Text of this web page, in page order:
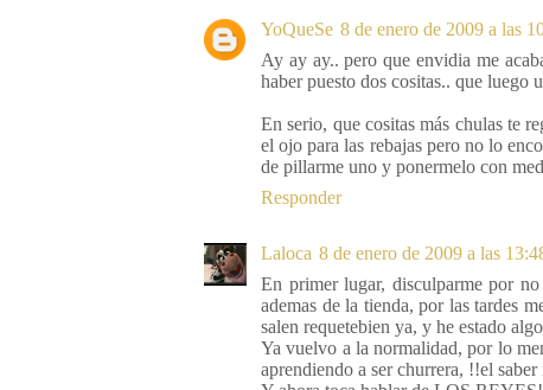
YoQueSe 8 de enero de 2009 a las
Ay ay ay.. pero que envidia me
haber puesto dos cositas.. que luego
En serio, que cositas más chulas te
el ojo para las rebajas pero no lo
de pillarme uno y ponermelo con
Responder
Laloca 8 de enero de 2009 a las
En primer lugar, disculparme por
ademas de la tienda, por las tardes
salen requetebien ya, y he estado
Ya vuelvo a la normalidad, por lo
aprendiendo a ser churrera, !!el